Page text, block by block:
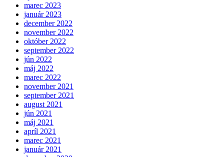
marec 2023
január 2023
december 2022
november 2022
október 2022
september 2022
jún 2022
máj 2022
marec 2022
november 2021
september 2021
august 2021
jún 2021
máj 2021
apríl 2021
marec 2021
január 2021